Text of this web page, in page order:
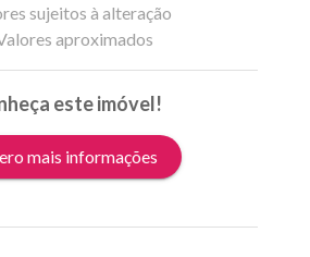
sujeitos à alteração
aproximados
este imóvel!
mais informações